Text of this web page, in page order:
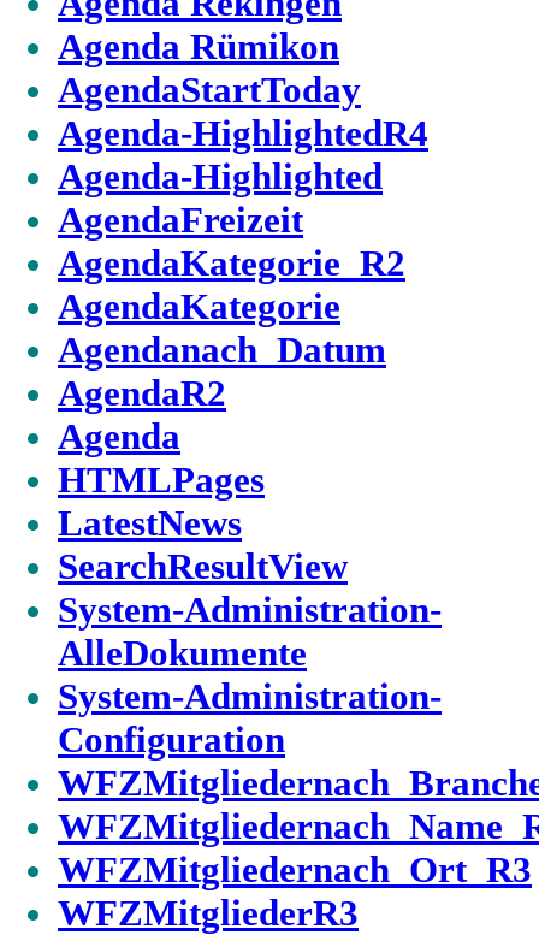
Agenda Rümikon
AgendaStartToday
Agenda-HighlightedR4
Agenda-Highlighted
AgendaFreizeit
AgendaKategorie_R2
AgendaKategorie
Agendanach_Datum
AgendaR2
Agenda
HTMLPages
LatestNews
SearchResultView
System-Administration-
AlleDokumente
System-Administration-
Configuration
WFZMitgliedernach_Ort_R3
WFZMitgliederR3